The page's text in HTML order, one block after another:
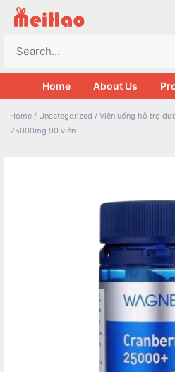
Home About Us
Home / Uncategorized / Viên uống hỗ trợ
25000mg 90 viên